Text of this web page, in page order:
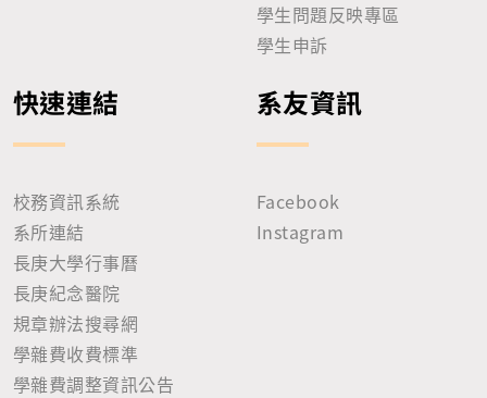
學生問題反映專區
學生申訴
快速連結
校務資訊系統
系所連結
長庚大學行事曆
長庚紀念醫院
規章辦法搜尋網
學雜費收費標準
學雜費調整資訊公告
系友資訊
Facebook
Instagram